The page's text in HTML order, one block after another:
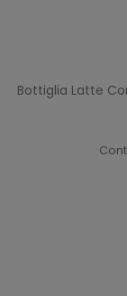
Bottiglia Latte